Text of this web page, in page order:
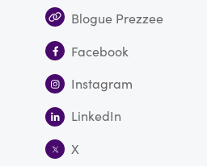
Blogue Prezzee
Facebook
Instagram
LinkedIn
X